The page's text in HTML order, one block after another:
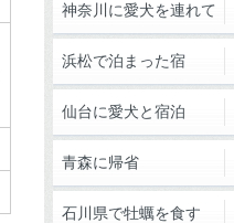
神奈川に愛犬を連れて
浜松で泊まった宿
仙台に愛犬と宿泊
青森に帰省
石川県で牡蠣を食す